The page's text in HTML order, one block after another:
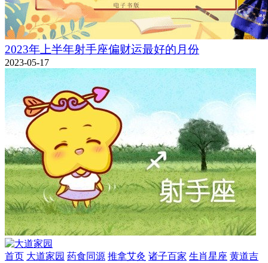
2023年上半年射手座偏财运最好的月份
2023-05-17
首页 大道家园 药食同源 推拿艾灸 诸子百家 生肖星座 黄道吉